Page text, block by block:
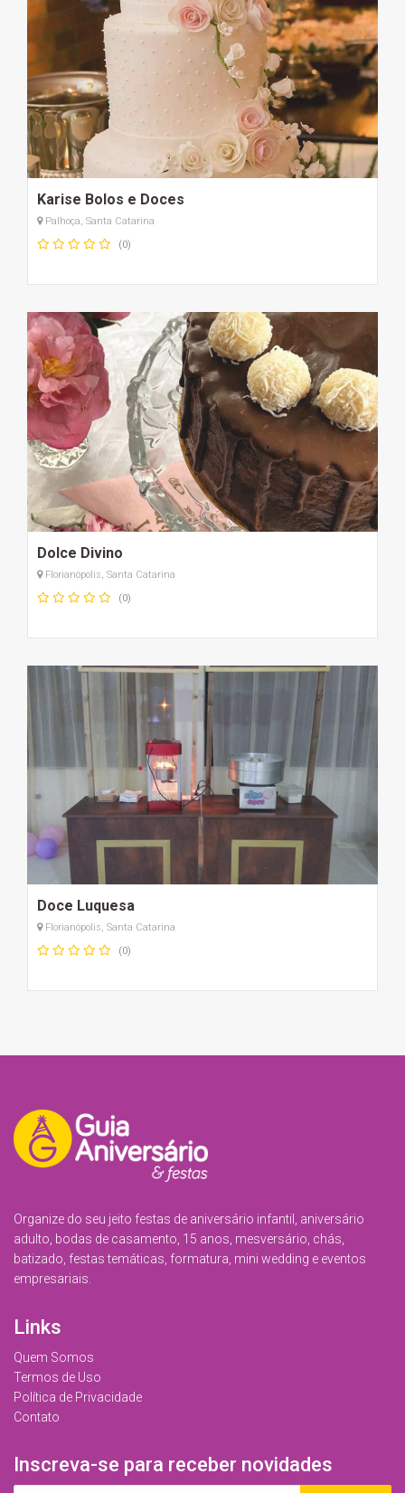
Karise Bolos e Doces
Palhoça, Santa Catarina
(0)
Dolce Divino
Florianópolis, Santa Catarina
(0)
Doce Luquesa
Florianópolis, Santa Catarina
(0)
Organize do seu jeito festas de aniversário infantil, aniversário
adulto, bodas de casamento, 15 anos, mesversário, chás,
batizado, festas temáticas, formatura, mini wedding e eventos
empresariais.
Links
Quem Somos
Termos de Uso
Política de Privacidade
Contato
Inscreva-se para receber novidades